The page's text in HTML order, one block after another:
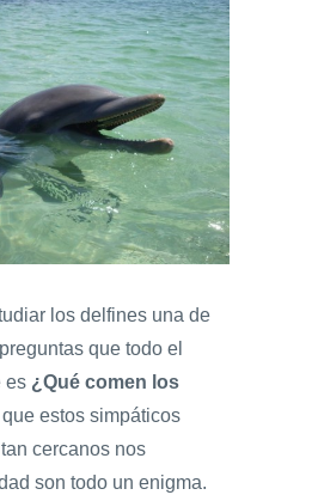
los delfines una de
que todo el
es ¿Qué comen los
estos simpáticos
cercanos nos
son todo un enigma.